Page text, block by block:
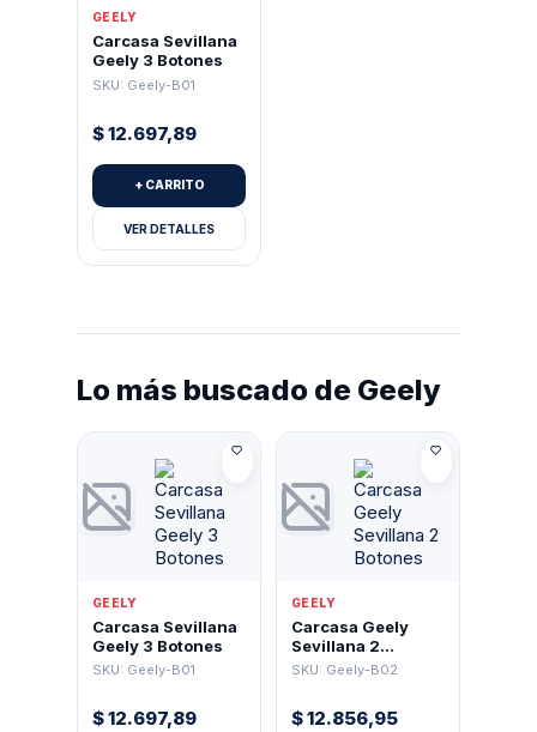
Lifan
Lishi
Mazda
Mercedes Benz
Mitsubishi
Nissan
Raise
Renault (83)
Roewe
Ssangyong
Subaru
Suzuki
GEELY
Carcasa Sevillana
Geely 3 Botones
SKU: Geely-B01
$12.697,89
+ CARRITO
VER DETALLES
Lo más buscado de Geely
GEELY
Carcasa Sevillana
Geely 3 Botones
SKU: Geely-B01
$12.697,89
GEELY
Carcasa Geely
Sevillana 2
Botones
SKU: Geely-B02
$12.856,95